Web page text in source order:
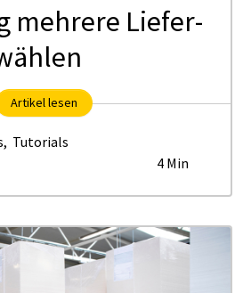
meh­­re­­re Lie­­fe­r­
Artikel lesen
, Tutorials
4 Min